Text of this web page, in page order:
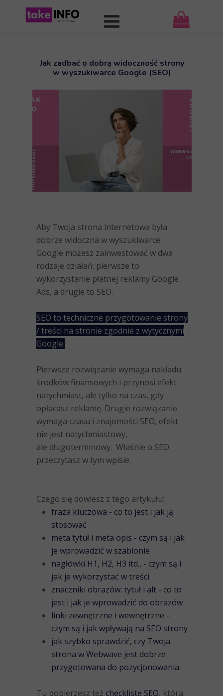
Jak zadbać o dobrą widoczność strony
w wyszukiwarce Google (SEO)
Aby Twoja strona internetowa była
dobrze widoczna w wyszukiwarce
Google możesz zainwestować w dwa
rodzaje działań: pierwsze to
wykorzystanie płatnej reklamy Google
Ads, a drugie to SEO.
SEO to techniczne przygotowanie strony
/ treści na stronie zgodnie z wytycznymi
Google.
Pierwsze rozwiązanie wymaga nakładu
środków finansowych i przynosi efekt
natychmiast, ale tylko na czas, gdy
opłacasz reklamę. Drugie rozwiązanie
wymaga czasu i znajomości SEO, efekt
nie jest natychmiastowy,
ale długoterminowy. Właśnie o SEO
przeczytasz w tym wpisie.
Czego się dowiesz z tego artykułu:
fraza kluczowa - co to jest i jak ją
stosować
meta tytuł i meta opis - czym są i jak
je wprowadzić w szablonie
nagłówki H1, H2, H3 itd., - czym są i
jak je wykorzystać w treści
znaczniki obrazów: tytuł i alt - co to
jest i jak je wprowadzić do obrazów
linki zewnętrzne i wewnętrzne -
czym są i jak wpływają na SEO strony
jak szybko sprawdzić, czy Twoja
strona w Webwave jest dobrze
przygotowana do pozycjonowania.
Tu pobierzesz też checklistę SEO, która